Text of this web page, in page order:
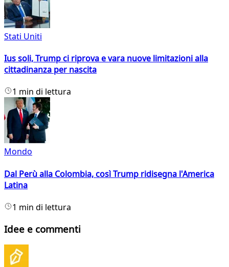
Stati Uniti
Ius soli, Trump ci riprova e vara nuove limitazioni alla
cittadinanza per nascita
1 min di lettura
Mondo
Dal Perù alla Colombia, così Trump ridisegna l'America
Latina
1 min di lettura
Idee e commenti